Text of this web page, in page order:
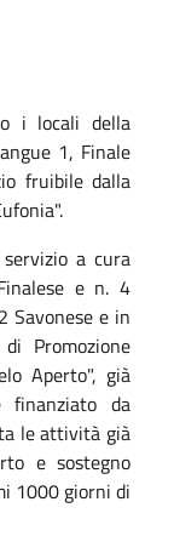
i locali della
1, Finale
fruibile dalla
a cura
e n. 4
Savonese e in
Promozione
Aperto", già
da
le attività già
e sostegno
1000 giorni di